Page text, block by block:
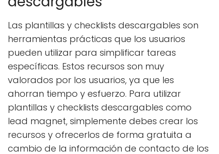
Las plantillas y checklists descargables son
herramientas prácticas que los usuarios
pueden utilizar para simplificar tareas
específicas. Estos recursos son muy
valorados por los usuarios, ya que les
ahorran tiempo y esfuerzo. Para utilizar
plantillas y checklists descargables como
lead magnet, simplemente debes crear los
recursos y ofrecerlos de forma gratuita a
cambio de la información de contacto de los